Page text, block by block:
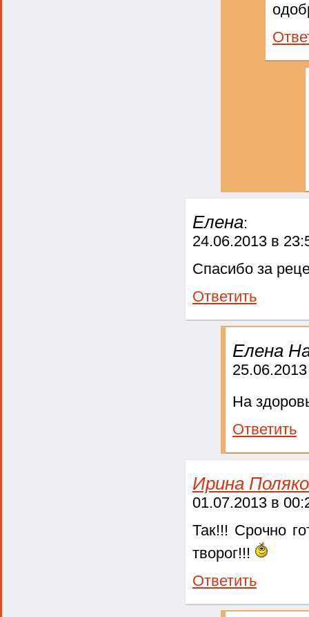
Елена:
24.06.2013 в
Спасибо за
Ответить
Елена
На
Ответить
Ирина
01.07.2013 в
Так!!! Срочно
творог!!!
Ответить